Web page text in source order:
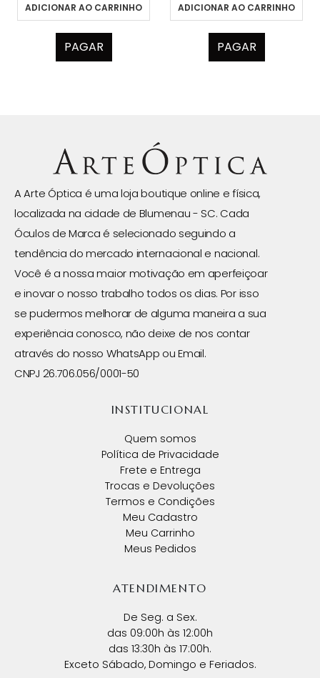
ADICIONAR AO CARRINHO
PAGAR
ADICIONAR AO CARRINHO
PAGAR
A Arte Óptica é uma loja boutique online e física,
localizada na cidade de Blumenau - SC. Cada
Óculos de Marca é selecionado seguindo a
tendência do mercado internacional e nacional.
Você é a nossa maior motivação em aperfeiçoar
e inovar o nosso trabalho todos os dias. Por isso
se pudermos melhorar de alguma maneira a sua
experiência conosco, não deixe de nos contar
através do nosso WhatsApp ou Email.
CNPJ 26.706.056/0001-50
INSTITUCIONAL
Quem somos
Política de Privacidade
Frete e Entrega
Trocas e Devoluções
Termos e Condições
Meu Cadastro
Meu Carrinho
Meus Pedidos
ATENDIMENTO
De Seg. a Sex.
das 09:00h às 12:00h
das 13:30h às 17:00h.
Exceto Sábado, Domingo e Feriados.